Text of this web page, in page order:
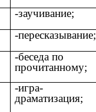
-заучивание;
-пересказывание;
-беседа по
прочитанному;
-игра-
драматизация;